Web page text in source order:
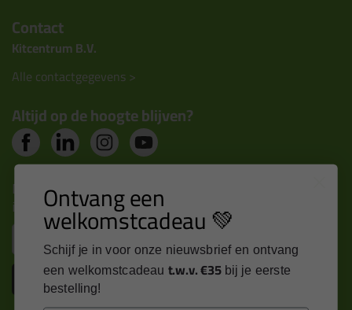
Contact
Kitcentrum B.V.
Alle contactgegevens >
Altijd op de hoogte blijven?
Nieuws, tips en exclusieve deals rechtstreeks in je
inbox
Inschrijven
Ontvang een
welkomstcadeau 💚
Schijf je in voor onze nieuwsbrief en ontvang
een welkomstcadeau t.w.v. €35 bij je eerste
bestelling!